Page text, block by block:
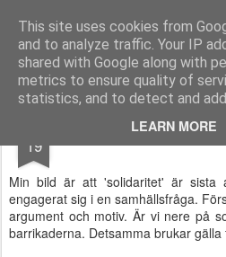
This site uses cookies from
and to analyze traffic. Your IP
shared with Google along with
metrics to ensure quality of
statistics, and to detect and
LEARN MORE
kandochsmal.se
Start
19 Solidaritet - en
Min bild är att 'solidaritet' är sista
engagerat sig i en samhällsfråga.
argument och motiv. Är vi nere på
barrikaderna. Detsamma brukar gälla